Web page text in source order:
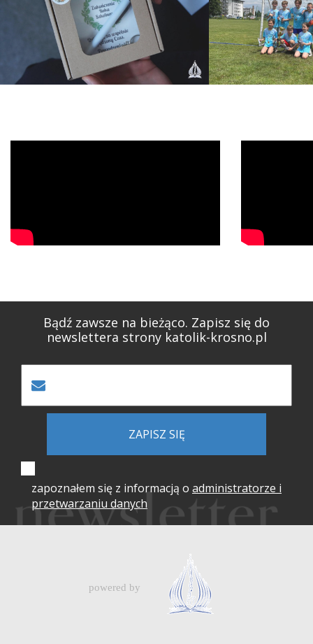
Bądź zawsze na bieżąco. Zapisz się do
newslettera strony katolik-krosno.pl
ZAPISZ SIĘ
zapoznałem się z informacją o administratorze i
przetwarzaniu danych
powered by